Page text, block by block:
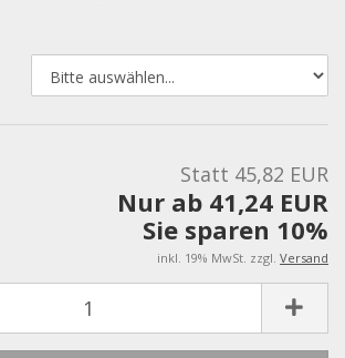
Statt 45,82 EUR
Nur ab 41,24 EUR
Sie sparen 10%
inkl. 19% MwSt. zzgl. Versand